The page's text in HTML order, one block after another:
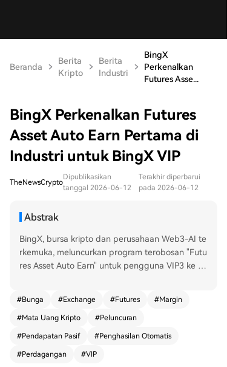
Beranda
Berita
Kripto
Berita
Industri
BingX
Perkenalkan
Futures Asse...
BingX Perkenalkan Futures
Asset Auto Earn Pertama di
Industri untuk BingX VIP
TheNewsCrypto
Dipublikasikan
tanggal 2026-06-12
Terakhir diperbarui
pada 2026-06-12
Abstrak
BingX, bursa kripto dan perusahaan Web3-AI te
rkemuka, meluncurkan program terobosan "Futu
res Asset Auto Earn" untuk pengguna VIP3 ke at
penghasilan pasif dari posisi futures permanen
USDT-M mereka tanpa mengganggu aktivitas tr
ading. Program berlangsung dari 12 Juni hingga
uti: - **Aktivasi Satu Ketuk:** Mulai hasilkan bun
#Bunga #Exchange #Futures #Margin
#Mata Uang Kripto #Peluncuran
#Pendapatan Pasif #Penghasilan Otomatis
#Perdagangan #VIP